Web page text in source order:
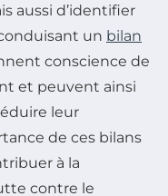
aussi d’identifier
un bilan
conscience de
et peuvent ainsi
leur
de ces bilans
à la
contre le